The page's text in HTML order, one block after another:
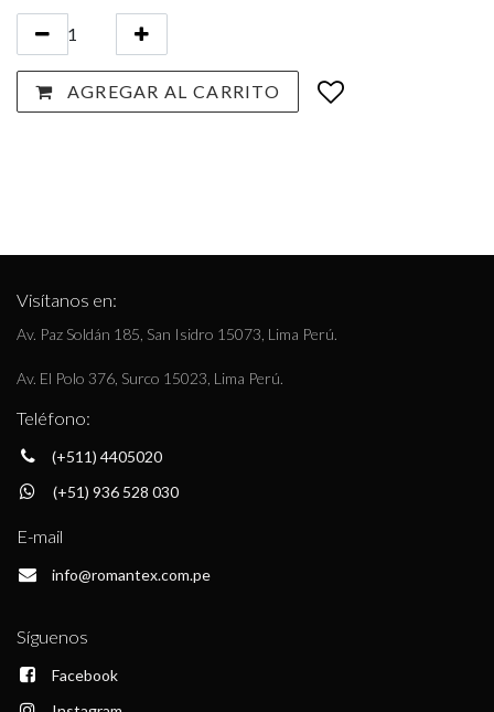
AGREGAR AL CARRITO
Visítanos en:
Av. Paz Soldán 185, San Isidro 15073, Lima Perú.
Av. El Polo 376, Surco 15023, Lima Perú.
Teléfono:
(+511) 4405020
(+51) 936 528 030
E-mail
info@romantex.com.pe
Síguenos
Facebook